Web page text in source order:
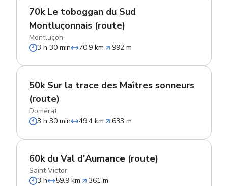
70k Le toboggan du Sud
Montluçonnais (route)
Montluçon
3 h 30 min
70.9 km 992 m
50k Sur la trace des Maîtres sonneurs
(route)
Domérat
3 h 30 min
49.4 km 633 m
60k du Val d'Aumance (route)
Saint Victor
3 h
59.9 km 361 m